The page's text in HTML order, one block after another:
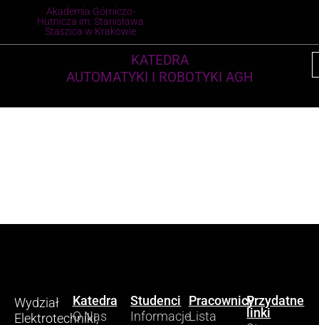
Akademia Górniczo-
Hutnicza im. Stanisława
Staszica w Krakowie
KATEDRA
AUTOMATYKI I ROBOTYKI AGH
Wydział
Elektrotechniki,
Katedra
O Nas
Studenci
Informacje
Pracownicy
Lista
Przydatne
linki